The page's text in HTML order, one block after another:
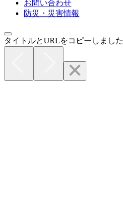
お問い合わせ
防災・災害情報
タイトルとURLをコピーしました